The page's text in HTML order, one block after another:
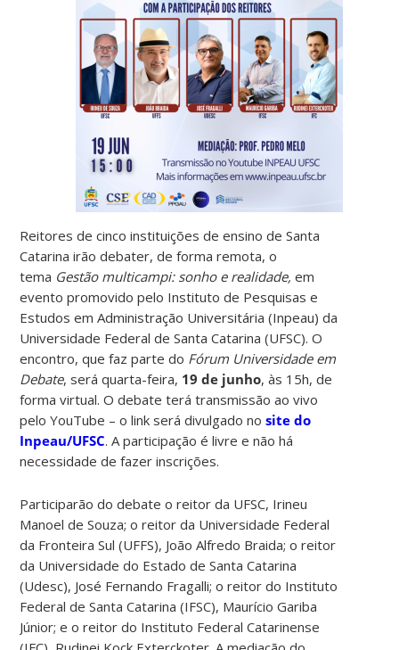
Reitores de cinco instituições de ensino de Santa
Catarina irão debater, de forma remota, o
tema Gestão multicampi: sonho e realidade, em
evento promovido pelo Instituto de Pesquisas e
Estudos em Administração Universitária (Inpeau) da
Universidade Federal de Santa Catarina (UFSC). O
encontro, que faz parte do Fórum Universidade em
Debate, será quarta-feira, 19 de junho, às 15h, de
forma virtual. O debate terá transmissão ao vivo
pelo YouTube – o link será divulgado nosite do
Inpeau/UFSC. A participação é livre e não há
necessidade de fazer inscrições.
Participarão do debate o reitor da UFSC, Irineu
Manoel de Souza; o reitor da Universidade Federal
da Fronteira Sul (UFFS), João Alfredo Braida; o reitor
da Universidade do Estado de Santa Catarina
(Udesc), José Fernando Fragalli; o reitor do Instituto
Federal de Santa Catarina (IFSC), Maurício Gariba
Júnior; e o reitor do Instituto Federal Catarinense